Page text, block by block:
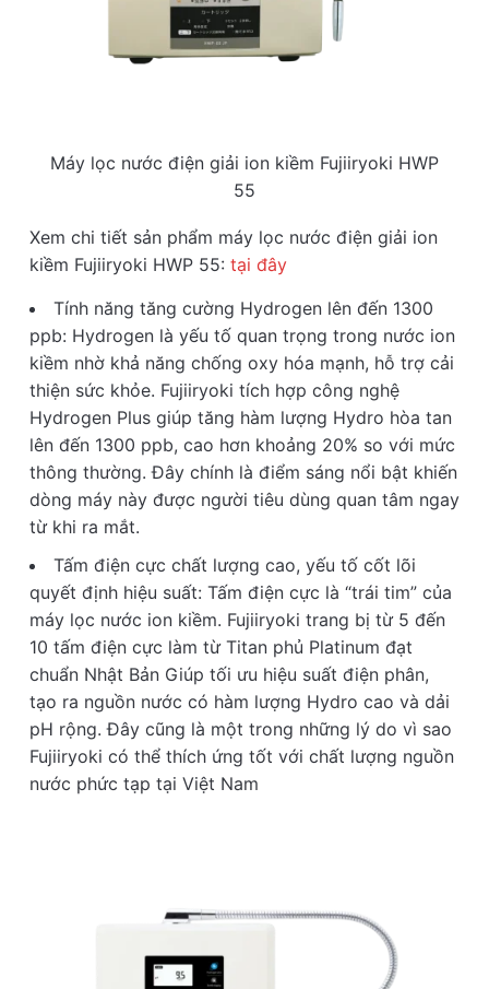
Máy lọc nước điện giải ion kiềm Fujiiryoki HWP
55
Xem chi tiết sản phẩm máy lọc nước điện giải ion
kiềm Fujiiryoki HWP 55: tại đây
Tính năng tăng cường Hydrogen lên đến 1300
ppb: Hydrogen là yếu tố quan trọng trong nước ion
kiềm nhờ khả năng chống oxy hóa mạnh, hỗ trợ cải
thiện sức khỏe. Fujiiryoki tích hợp công nghệ
Hydrogen Plus giúp tăng hàm lượng Hydro hòa tan
lên đến 1300 ppb, cao hơn khoảng 20% so với mức
thông thường. Đây chính là điểm sáng nổi bật khiến
dòng máy này được người tiêu dùng quan tâm ngay
từ khi ra mắt.
Tấm điện cực chất lượng cao, yếu tố cốt lõi
quyết định hiệu suất: Tấm điện cực là “trái tim” của
máy lọc nước ion kiềm. Fujiiryoki trang bị từ 5 đến
10 tấm điện cực làm từ Titan phủ Platinum đạt
chuẩn Nhật Bản Giúp tối ưu hiệu suất điện phân,
tạo ra nguồn nước có hàm lượng Hydro cao và dải
pH rộng. Đây cũng là một trong những lý do vì sao
Fujiiryoki có thể thích ứng tốt với chất lượng nguồn
nước phức tạp tại Việt Nam